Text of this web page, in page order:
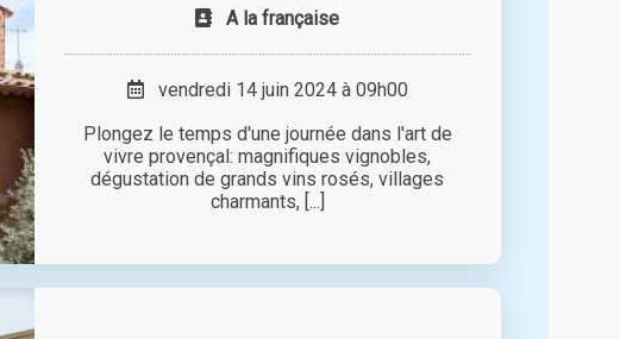
A la française
vendredi 14 juin 2024 à 09h00
Plongez le temps d'une journée dans l'art de
vivre provençal: magnifiques vignobles,
dégustation de grands vins rosés, villages
charmants, [...]